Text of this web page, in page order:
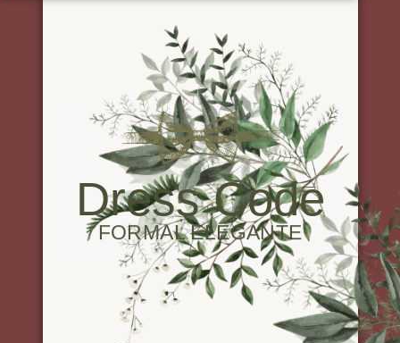
Dress Code
FORMAL ELEGANTE